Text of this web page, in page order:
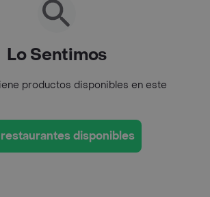
Lo Sentimos
productos disponibles en este
disponibles